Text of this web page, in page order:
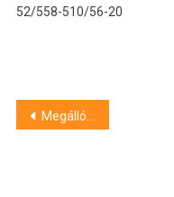
52/558-510/56-20
Bejegyzés
Megállóhely-áthelyezés a Kassai úton